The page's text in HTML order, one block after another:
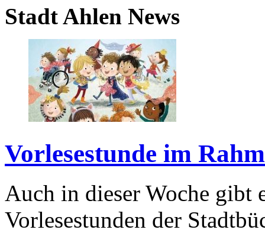
Stadt Ahlen News
Vorlesestunde im
Auch in dieser Woche gibt
Vorlesestunden der